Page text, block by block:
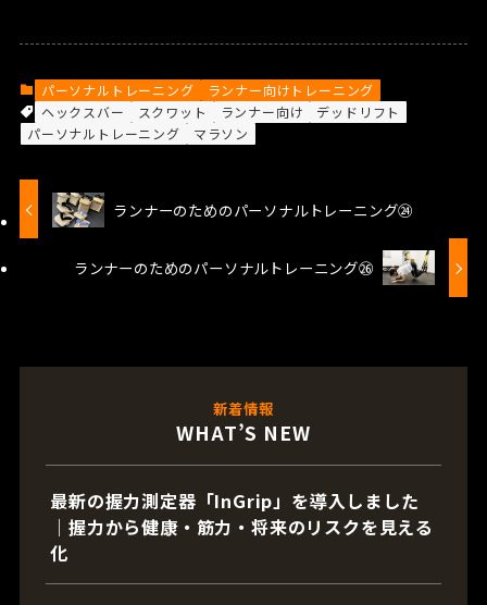
パーソナルトレーニング
ランナー向けトレーニング
ヘックスバー
スクワット ランナー向け
デッドリフト
パーソナルトレーニング
マラソン
ランナーのためのパーソナルトレーニング㉔
ランナーのためのパーソナルトレーニング㉖
新着情報
WHAT’S NEW
最新の握力測定器「InGrip」を導入しました
｜握力から健康・筋力・将来のリスクを見える
化